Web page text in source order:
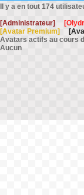
Il y a en tout 174
[Administrateur]
[Avatar Premium]
Avatars actifs au cours
Aucun